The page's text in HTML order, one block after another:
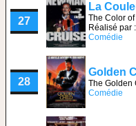
27
La
The Color
Réalisé par :
Comédie
28
Golden
The Golden
Comédie